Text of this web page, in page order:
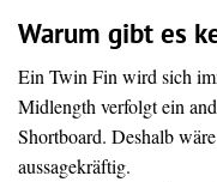
Warum gibt es
Ein Twin Fin wird sich
Midlength verfolgt ein
Shortboard. Deshalb
aussagekräftig.